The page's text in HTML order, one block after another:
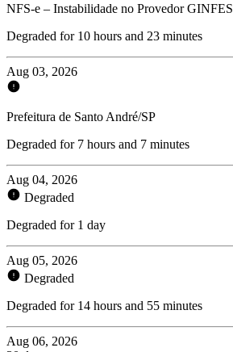
NFS-e – Instabilidade no Provedor GINFES
Degraded for 10 hours and 23 minutes
Aug 03, 2026
Prefeitura de Santo André/SP
Degraded for 7 hours and 7 minutes
Aug 04, 2026
Degraded
Degraded for 1 day
Aug 05, 2026
Degraded
Degraded for 14 hours and 55 minutes
Aug 06, 2026